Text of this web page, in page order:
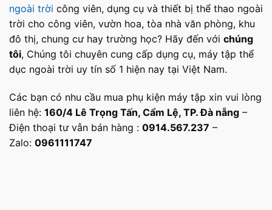
ngoài trời công viên, dụng cụ và thiết bị thể thao ngoài
trời cho công viên, vườn hoa, tòa nhà văn phòng, khu
đô thị, chung cư hay trường học? Hãy đến với chúng
tôi, Chúng tôi chuyên cung cấp dụng cụ, máy tập thể
dục ngoài trời uy tín số 1 hiện nay tại Việt Nam.
Các bạn có nhu cầu mua phụ kiện máy tập xin vui lòng
liên hệ: 160/4 Lê Trọng Tấn, Cẩm Lệ, TP. Đà nẵng –
Điện thoại tư vẫn bán hàng : 0914.567.237 –
Zalo: 0961111747